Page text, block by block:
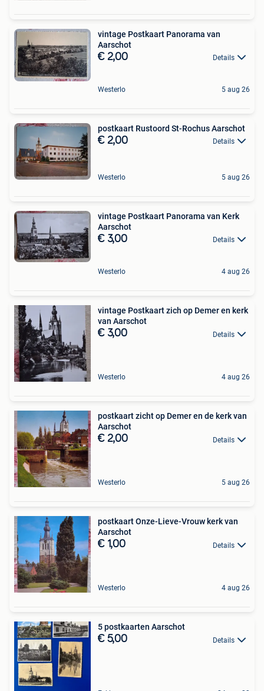
vintage Postkaart Panorama van
Aarschot
€ 2,00 Details
Westerlo 5 aug 26
postkaart Rustoord St-Rochus Aarschot
€ 2,00 Details
Westerlo 5 aug 26
vintage Postkaart Panorama van Kerk
Aarschot
€ 3,00 Details
Westerlo 4 aug 26
vintage Postkaart zich op Demer en kerk
van Aarschot
€ 3,00 Details
Westerlo 4 aug 26
postkaart zicht op Demer en de kerk van
Aarschot
€ 2,00 Details
Westerlo 5 aug 26
postkaart Onze-Lieve-Vrouw kerk van
Aarschot
€ 1,00 Details
Westerlo 4 aug 26
5 postkaarten Aarschot
€ 5,00 Details